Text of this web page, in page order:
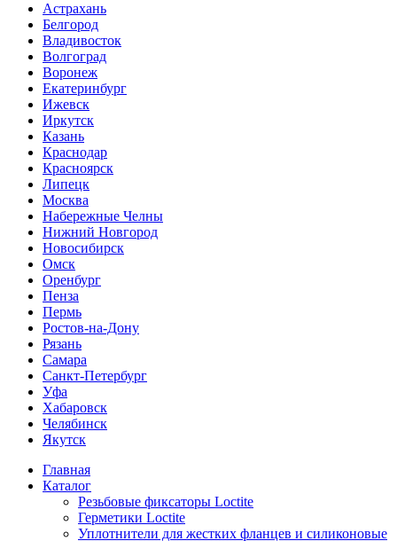
Астрахань
Белгород
Владивосток
Волгоград
Воронеж
Екатеринбург
Ижевск
Иркутск
Казань
Краснодар
Красноярск
Липецк
Москва
Набережные Челны
Нижний Новгород
Новосибирск
Омск
Оренбург
Пенза
Пермь
Ростов-на-Дону
Рязань
Самара
Санкт-Петербург
Уфа
Хабаровск
Челябинск
Якутск
Главная
Каталог
Резьбовые фиксаторы Loctite
Герметики Loctite
Уплотнители для жестких фланцев и силиконовые